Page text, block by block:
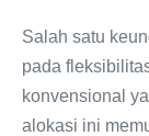
Salah satu
pada
konvensional
alokasi ini